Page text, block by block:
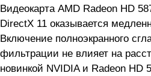
Видеокарта AMD Radeon HD
DirectX 11 оказывается
Включение полноэкранного
фильтрации не влияет на
новинкой NVIDIA и Radeon HD